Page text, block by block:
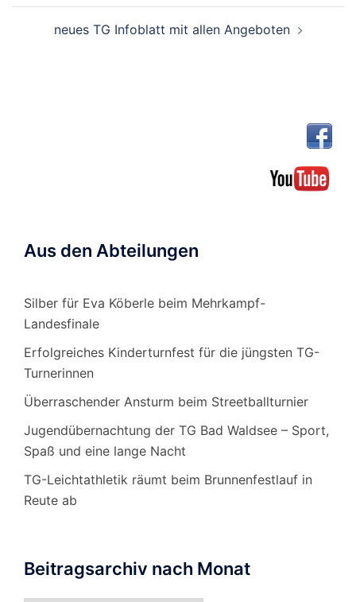
neues TG Infoblatt mit allen Angeboten
Aus den Abteilungen
Silber für Eva Köberle beim Mehrkampf-
Landesfinale
Erfolgreiches Kinderturnfest für die jüngsten TG-
Turnerinnen
Überraschender Ansturm beim Streetballturnier
Jugendübernachtung der TG Bad Waldsee – Sport,
Spaß und eine lange Nacht
TG-Leichtathletik räumt beim Brunnenfestlauf in
Reute ab
Beitragsarchiv nach Monat